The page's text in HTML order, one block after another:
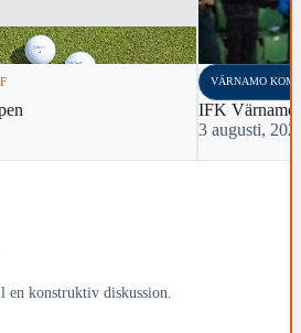
VÄRNAMO
IFK Värnamo
3 augusti,
konstruktiv diskussion.